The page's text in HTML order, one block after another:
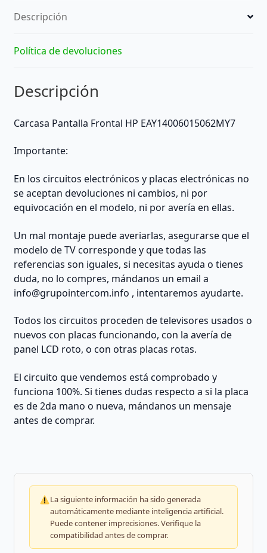
Descripción
Política de devoluciones
Descripción
Carcasa Pantalla Frontal HP EAY14006015062MY7
Importante:
En los circuitos electrónicos y placas electrónicas no
se aceptan devoluciones ni cambios, ni por
equivocación en el modelo, ni por avería en ellas.
Un mal montaje puede averiarlas, asegurarse que el
modelo de TV corresponde y que todas las
referencias son iguales, si necesitas ayuda o tienes
duda, no lo compres, mándanos un email a
info@grupointercom.info , intentaremos ayudarte.
Todos los circuitos proceden de televisores usados o
nuevos con placas funcionando, con la avería de
panel LCD roto, o con otras placas rotas.
El circuito que vendemos está comprobado y
funciona 100%. Si tienes dudas respecto a si la placa
es de 2da mano o nueva, mándanos un mensaje
antes de comprar.
La siguiente información ha sido generada
automáticamente mediante inteligencia artificial.
Puede contener imprecisiones. Verifique la
compatibilidad antes de comprar.